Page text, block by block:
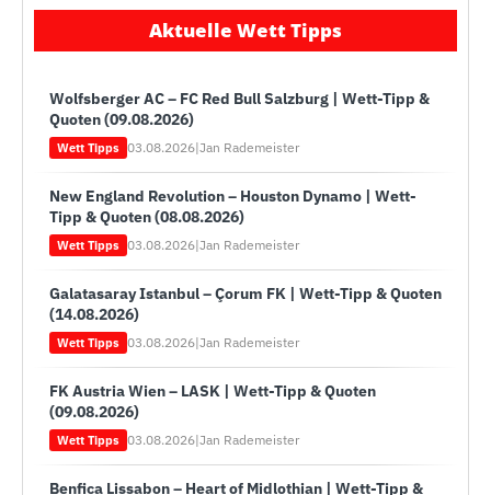
Aktuelle Wett Tipps
Wolfsberger AC – FC Red Bull Salzburg | Wett-Tipp &
Quoten (09.08.2026)
Wett Tipps 03.08.2026|Jan Rademeister
New England Revolution – Houston Dynamo | Wett-
Tipp & Quoten (08.08.2026)
Wett Tipps 03.08.2026|Jan Rademeister
Galatasaray Istanbul – Çorum FK | Wett-Tipp & Quoten
(14.08.2026)
Wett Tipps 03.08.2026|Jan Rademeister
FK Austria Wien – LASK | Wett-Tipp & Quoten
(09.08.2026)
Wett Tipps 03.08.2026|Jan Rademeister
Benfica Lissabon – Heart of Midlothian | Wett-Tipp &